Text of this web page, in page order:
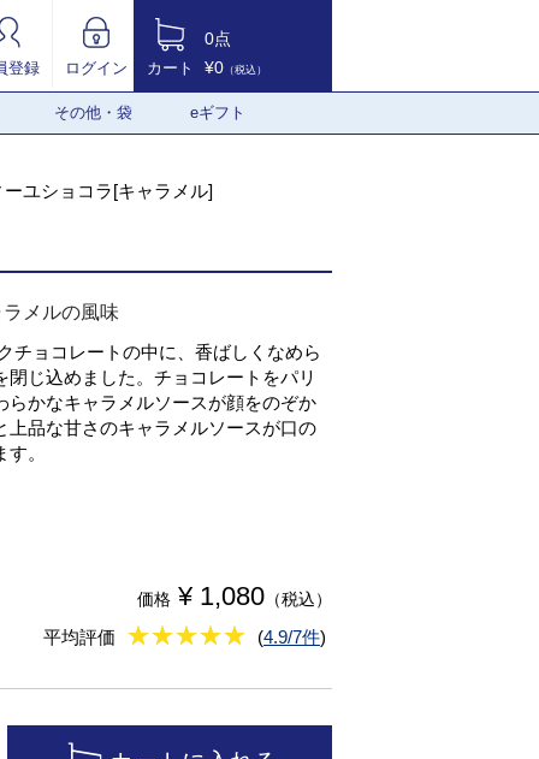
登録 ログイン カート
0点
¥0 （税込）
その他・袋 eギフト
ーユショコラ[キャラメル]
メルの風味
チョコレートの中に、香ばしくなめら
じ込めました。チョコレートをパリ
らかなキャラメルソースが顔をのぞか
上品な甘さのキャラメルソースが口の
。
価格 ¥ 1,080 （税込）
平均評価 ★★★★★
★★★★★ (4.9/7件)